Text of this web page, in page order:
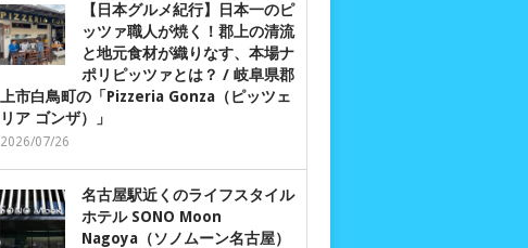
【日本グルメ紀行】日本一のピ
ッツァ職人が焼く！郡上の清流
と地元食材が織りなす、本場ナ
ポリピッツァとは？ / 岐阜県郡
上市白鳥町の「Pizzeria Gonza（ピッツェ
リア ゴンザ）」
2026/07/26
名古屋駅近くのライフスタイル
ホテル SONO Moon
Nagoya（ソノムーン名古屋）